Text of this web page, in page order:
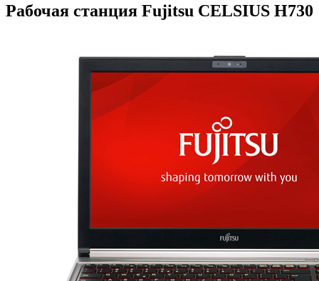
Рабочая станция Fujitsu CELSIUS H730